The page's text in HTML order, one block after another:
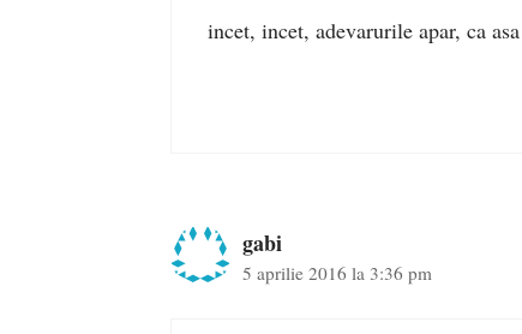
incet, incet, adevarurile apar, ca
gabi
5 aprilie 2016 la 3:36 pm